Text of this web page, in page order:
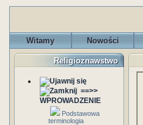
Witamy Nowości
Religioznawstwo
==>>
WPROWADZENIE
Podstawowa
terminologia